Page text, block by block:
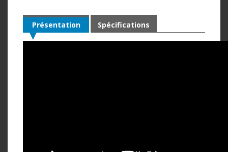
Présentation Spécifications